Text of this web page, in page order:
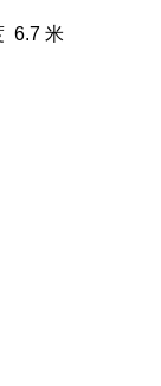
6.7 米